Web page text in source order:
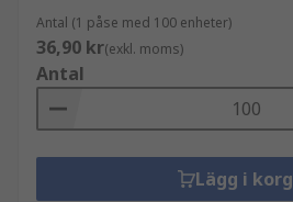
Antal (1 påse med 100 enheter)
36,90 kr(exkl. moms)
Antal
Lägg i